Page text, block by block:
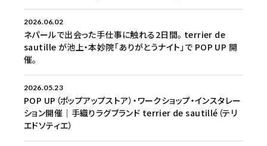
2026.06.02
ネパールで出会った手仕事に触れる2日間。 terrier de
sautille が池上・本妙院「ありがとうナイト」で POP UP 開
催。
2026.05.23
POP UP（ポップアップストア）・ワークショップ・インスタレー
ション開催｜手織りラグブランド terrier de sautillé（テリ
エドソティエ）